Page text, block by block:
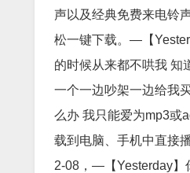
声以及经典免费来电铃
松一键下载。—【
的时候从来都不哄我 知
一个一边吵架一边给我
么办 我只能爱为mp3或
载到电脑、手机中直接
2-08，—【Yesterday】